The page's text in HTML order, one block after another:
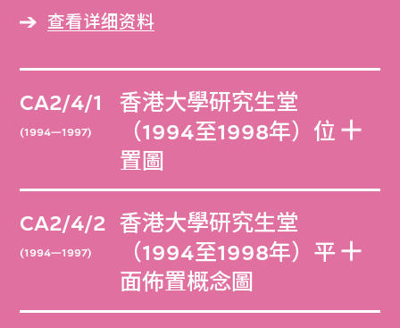
查看详细资料
CA2/4/1
(1994—1997)
香港大學研究生堂
（1994至1998年）位
置圖
CA2/4/2
(1994—1997)
香港大學研究生堂
（1994至1998年）平
面佈置概念圖